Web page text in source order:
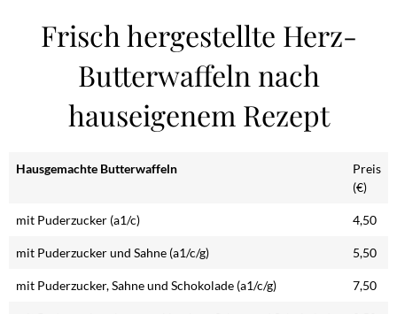
Frisch hergestellte Herz-
Butterwaffeln nach
hauseigenem Rezept
Hausgemachte Butterwaffeln
Preis
(€)
mit Puderzucker (a1/c) 4,50
mit Puderzucker und Sahne (a1/c/g) 5,50
mit Puderzucker, Sahne und Schokolade (a1/c/g) 7,50